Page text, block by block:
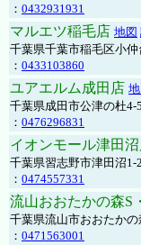
： 0432931931
マルエツ稲毛店 地図
千葉県千葉市稲毛区小
： 0433103860
ユアエルム成田店
千葉県成田市公津の杜
： 0476296831
イオンモール津田
千葉県習志野市津田沼
： 0474557331
流山おおたかの森S
千葉県流山市おおたかの
： 0471563001